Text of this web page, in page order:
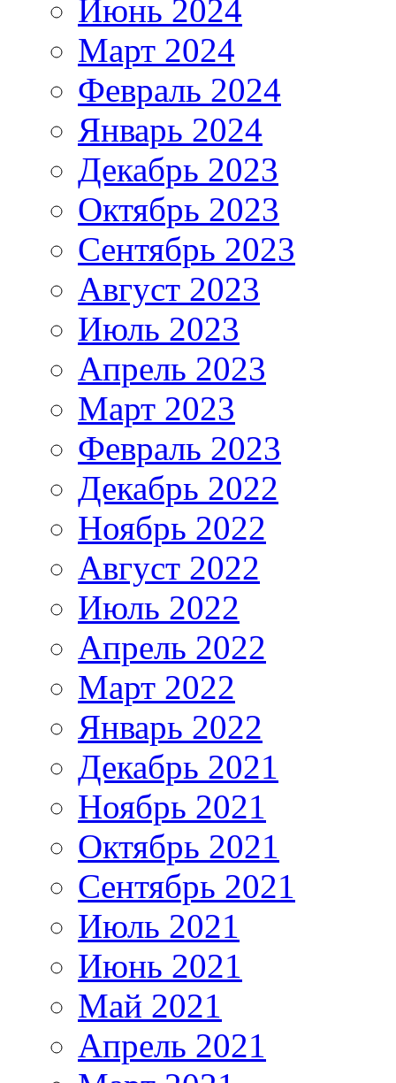
Июнь 2024
Март 2024
Февраль 2024
Январь 2024
Декабрь 2023
Октябрь 2023
Сентябрь 2023
Август 2023
Июль 2023
Апрель 2023
Март 2023
Февраль 2023
Декабрь 2022
Ноябрь 2022
Август 2022
Июль 2022
Апрель 2022
Март 2022
Январь 2022
Декабрь 2021
Ноябрь 2021
Октябрь 2021
Сентябрь 2021
Июль 2021
Июнь 2021
Май 2021
Апрель 2021